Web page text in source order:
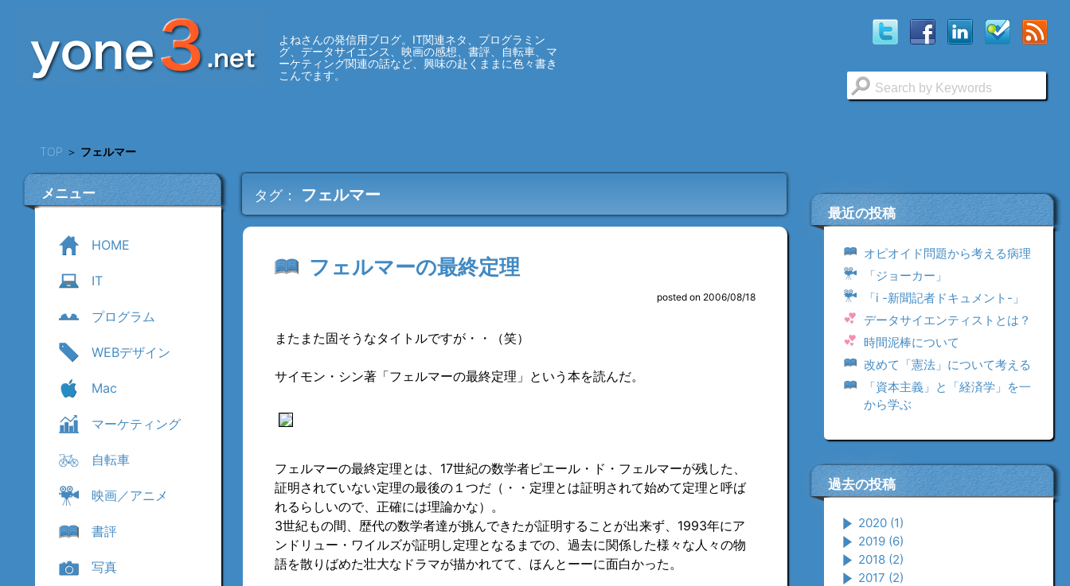
よねさんの発信用ブログ。IT関連ネタ、プログラミン
グ、データサイエンス、映画の感想、書評、自転車、マ
ーケティング関連の話など、興味の赴くままに色々書き
こんでます。
TOP ＞ フェルマー
メニュー
HOME
IT
プログラム
WEBデザイン
Mac
マーケティング
自転車
映画／アニメ
書評
写真
最近の投稿
オピオイド問題から考える病理
「ジョーカー」
「i -新聞記者ドキュメント-」
データサイエンティストとは？
時間泥棒について
改めて「憲法」について考える
「資本主義」と「経済学」を一
から学ぶ
過去の投稿
2020 (1)
2019 (6)
2018 (2)
2017 (2)
タグ： フェルマー
フェルマーの最終定理
posted on 2006/08/18
またまた固そうなタイトルですが・・（笑）
サイモン・シン著「フェルマーの最終定理」という本を読んだ。
フェルマーの最終定理とは、17世紀の数学者ピエール・ド・フェルマーが残した、
証明されていない定理の最後の１つだ（・・定理とは証明されて始めて定理と呼ば
れるらしいので、正確には理論かな）。
3世紀もの間、歴代の数学者達が挑んできたが証明することが出来ず、1993年にア
ンドリュー・ワイルズが証明し定理となるまでの、過去に関係した様々な人々の物
語を散りばめた壮大なドラマが描かれてて、ほんとーーに面白かった。